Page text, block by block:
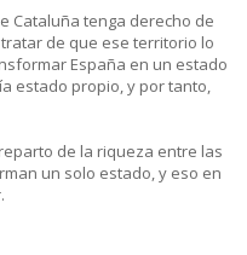
Cataluña tenga derecho de
de que ese territorio lo
España en un estado
estado propio, y por tanto,
de la riqueza entre las
un solo estado, y eso en